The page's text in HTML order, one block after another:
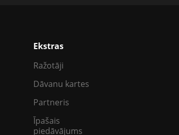
Ekstras
Ražotāji
Dāvanu kartes
Partneris
Īpašais
piedāvājums